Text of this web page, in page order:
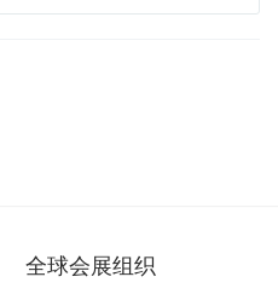
全球会展组织